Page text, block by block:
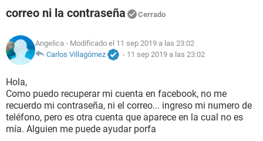
correo ni la contraseña
Cerrado
Angelica - Modificado el 11 sep 2019 a las 23:02
Carlos Villagómez
- 11 sep 2019 a las 23:02
Hola,
Como puedo recuperar mi cuenta en facebook, no me
recuerdo mi contraseña, ni el correo... ingreso mi numero de
teléfono, pero es otra cuenta que aparece en la cual no es
mía. Alguien me puede ayudar porfa